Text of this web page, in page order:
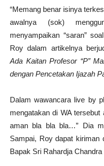
“Memang benar isinya
awalnya (sok)
menyampaikan “saran”
Roy dalam artikelnya
Ada Kaitan Profesor “P”
dengan Pencetakan Ijazah
Dalam wawancara live by
mengatakan di WA tersebut
aman bla bla bla…” Dia
Sampai, Roy dapat kiriman
Bapak Sri Rahardja